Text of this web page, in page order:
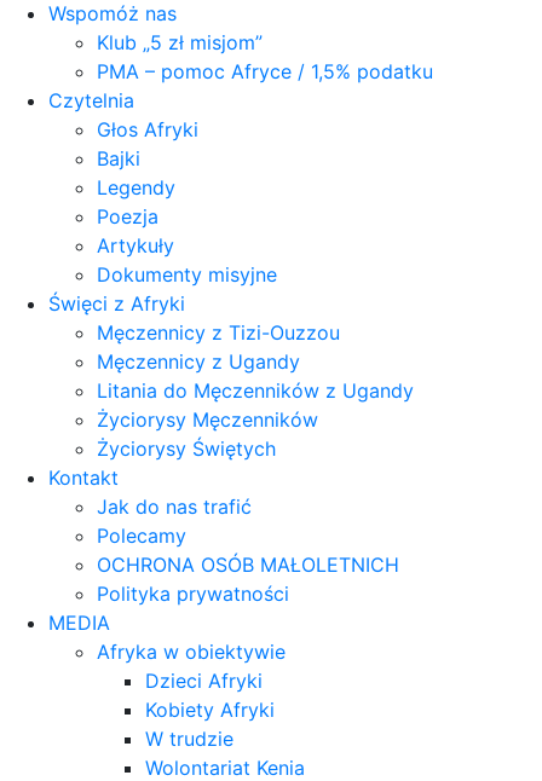
Wspomóż nas
Klub „5 zł misjom”
PMA – pomoc Afryce / 1,5% podatku
Czytelnia
Głos Afryki
Bajki
Legendy
Poezja
Artykuły
Dokumenty misyjne
Święci z Afryki
Męczennicy z Tizi-Ouzzou
Męczennicy z Ugandy
Litania do Męczenników z Ugandy
Życiorysy Męczenników
Życiorysy Świętych
Kontakt
Jak do nas trafić
Polecamy
OCHRONA OSÓB MAŁOLETNICH
Polityka prywatności
MEDIA
Afryka w obiektywie
Dzieci Afryki
Kobiety Afryki
W trudzie
Wolontariat Kenia